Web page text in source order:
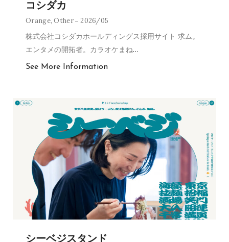
コシダカ
Orange,Other 2026/05
株式会社コシダカホールディングス採用サイト 求ム。
エンタメの開拓者。カラオケまね…
See More Information
シーベジスタンド